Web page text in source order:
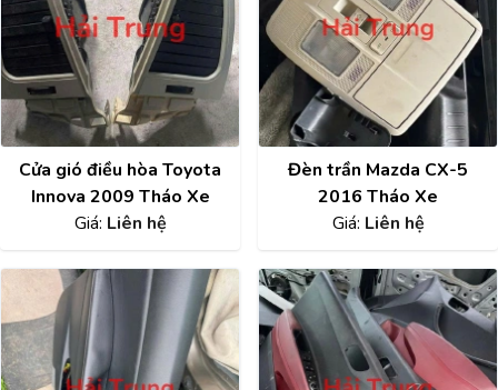
Cửa gió điều hòa Toyota
Innova 2009 Tháo Xe
Giá: Liên hệ
Đèn trần Mazda CX-5
2016 Tháo Xe
Giá: Liên hệ